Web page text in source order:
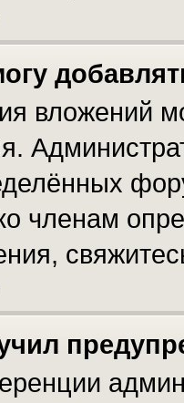
вложений
членам